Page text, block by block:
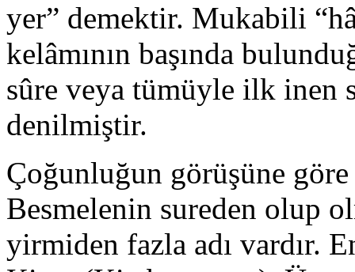
yer” demektir. Mukabili
kelâmının başında
sûre veya tümüyle ilk inen
denilmiştir.
Çoğunluğun görüşüne
Besmelenin sureden olup
yirmiden fazla adı vardır.